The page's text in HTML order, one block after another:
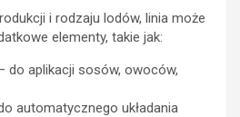
i rodzaju lodów, linia może
elementy, takie jak:
do aplikacji sosów, owoców,
automatycznego układania